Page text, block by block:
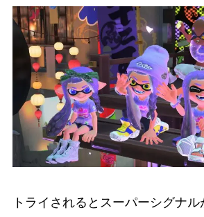
トライされるとスーパーシグナル